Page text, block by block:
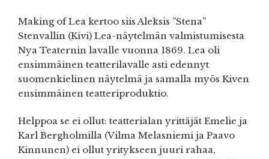
Making of Lea kertoo siis Aleksis ”Stena”
Stenvallin (Kivi) Lea-näytelmän valmistumisesta
Nya Teaternin lavalle vuonna 1869. Lea oli
ensimmäinen teatterilavalle asti edennyt
suomenkielinen näytelmä ja samalla myös Kiven
ensimmäinen teatteriproduktio.
Helppoa se ei ollut: teatterialan yrittäjät Emelie ja
Karl Bergholmilla (Vilma Melasniemi ja Paavo
Kinnunen) ei ollut yritykseen juuri rahaa,